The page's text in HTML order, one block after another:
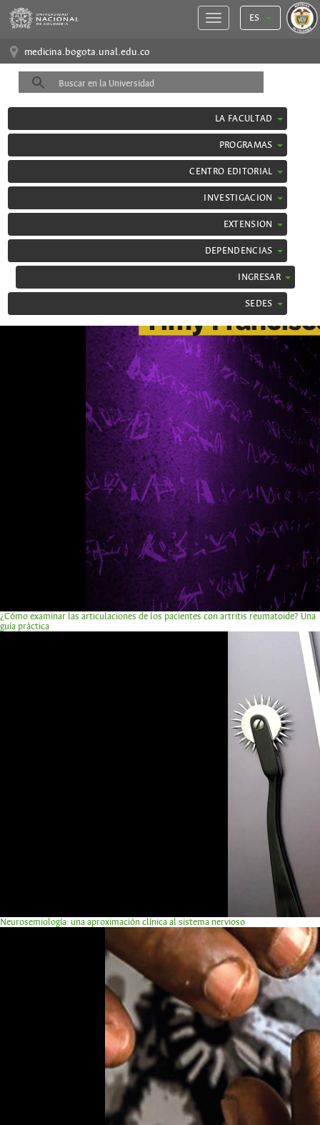
ES
medicina.bogota.unal.edu.co
LA FACULTAD
PROGRAMAS
CENTRO EDITORIAL
INVESTIGACION
EXTENSION
DEPENDENCIAS
INGRESAR
SEDES
¿Cómo examinar las articulaciones de los pacientes con artritis reumatoide? Una
guía práctica
Neurosemiología: una aproximación clínica al sistema nervioso